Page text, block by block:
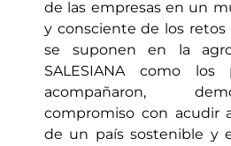
de las empresas en un
y consciente de los
se suponen en la
SALESIANA como
acompañaron,
compromiso con acudir
de un país sostenible y